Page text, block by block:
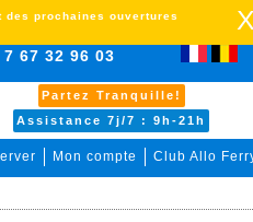
7 67 32 96 03
Partez Tranquille!
Assistance 7j/7 : 9h-21h
Mon compte Club Allo
des prochaines ouvertures